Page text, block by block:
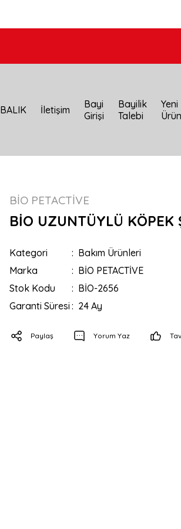
BALIK İletişim
Bayi
Girişi
Bayilik
Talebi
Yeni
BİO PETACTİVE
BİO UZUNTÜYLÜ KÖPEK
Kategori
Bakım Ürünleri
Marka
BİO PETACTİVE
Stok Kodu
BİO-2656
Garanti Süresi
24 Ay
Paylaş Yorum Yaz